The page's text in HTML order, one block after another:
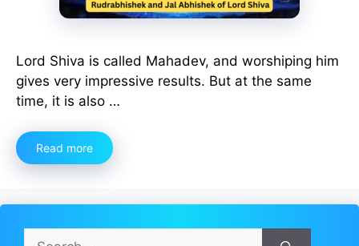
Lord Shiva is called Mahadev, and worshiping him
gives very impressive results. But at the same
time, it is also …
Read more
Search